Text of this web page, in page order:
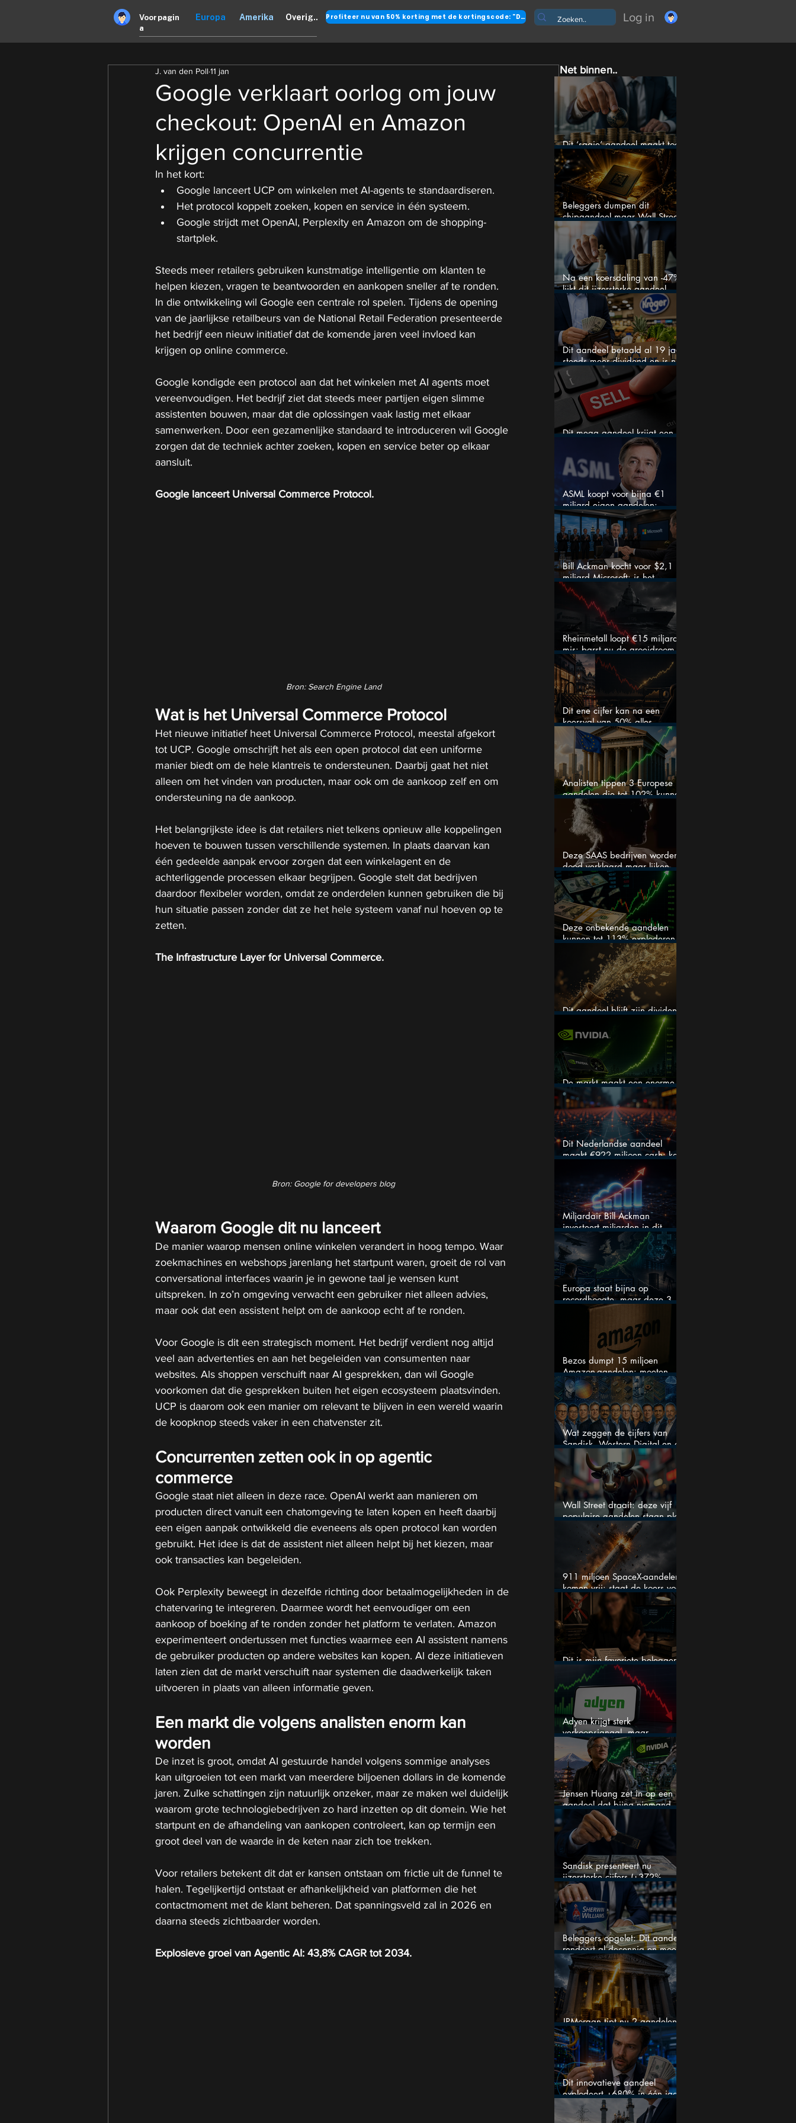
Voorpagin
a
Europa Amerika Overig.. Profiteer nu van 50% korting met de kortingscode: "DANK" Log in
Google verklaart oorlog om jouw
checkout: OpenAI en Amazon
krijgen concurrentie
J. van den Poll 11 jan
In het kort:
Google lanceert UCP om winkelen met AI-agents te standaardiseren.
Het protocol koppelt zoeken, kopen en service in één systeem.
Google strijdt met OpenAI, Perplexity en Amazon om de shopping-
startplek.
Steeds meer retailers gebruiken kunstmatige intelligentie om klanten te
helpen kiezen, vragen te beantwoorden en aankopen sneller af te ronden.
In die ontwikkeling wil Google een centrale rol spelen. Tijdens de opening
van de jaarlijkse retailbeurs van de National Retail Federation presenteerde
het bedrijf een nieuw initiatief dat de komende jaren veel invloed kan
krijgen op online commerce.
Google kondigde een protocol aan dat het winkelen met AI agents moet
vereenvoudigen. Het bedrijf ziet dat steeds meer partijen eigen slimme
assistenten bouwen, maar dat die oplossingen vaak lastig met elkaar
samenwerken. Door een gezamenlijke standaard te introduceren wil Google
zorgen dat de techniek achter zoeken, kopen en service beter op elkaar
aansluit.
Google lanceert Universal Commerce Protocol.
Bron: Search Engine Land
Wat is het Universal Commerce Protocol
Het nieuwe initiatief heet Universal Commerce Protocol, meestal afgekort
tot UCP. Google omschrijft het als een open protocol dat een uniforme
manier biedt om de hele klantreis te ondersteunen. Daarbij gaat het niet
alleen om het vinden van producten, maar ook om de aankoop zelf en om
ondersteuning na de aankoop.
Het belangrijkste idee is dat retailers niet telkens opnieuw alle koppelingen
hoeven te bouwen tussen verschillende systemen. In plaats daarvan kan
één gedeelde aanpak ervoor zorgen dat een winkelagent en de
achterliggende processen elkaar begrijpen. Google stelt dat bedrijven
daardoor flexibeler worden, omdat ze onderdelen kunnen gebruiken die bij
hun situatie passen zonder dat ze het hele systeem vanaf nul hoeven op te
zetten.
The Infrastructure Layer for Universal Commerce.
Bron: Google for developers blog
Waarom Google dit nu lanceert
De manier waarop mensen online winkelen verandert in hoog tempo. Waar
zoekmachines en webshops jarenlang het startpunt waren, groeit de rol van
conversational interfaces waarin je in gewone taal je wensen kunt
uitspreken. In zo’n omgeving verwacht een gebruiker niet alleen advies,
maar ook dat een assistent helpt om de aankoop echt af te ronden.
Voor Google is dit een strategisch moment. Het bedrijf verdient nog altijd
veel aan advertenties en aan het begeleiden van consumenten naar
websites. Als shoppen verschuift naar AI gesprekken, dan wil Google
voorkomen dat die gesprekken buiten het eigen ecosysteem plaatsvinden.
UCP is daarom ook een manier om relevant te blijven in een wereld waarin
de koopknop steeds vaker in een chatvenster zit.
Concurrenten zetten ook in op agentic
commerce
Google staat niet alleen in deze race. OpenAI werkt aan manieren om
producten direct vanuit een chatomgeving te laten kopen en heeft daarbij
een eigen aanpak ontwikkeld die eveneens als open protocol kan worden
gebruikt. Het idee is dat de assistent niet alleen helpt bij het kiezen, maar
ook transacties kan begeleiden.
Ook Perplexity beweegt in dezelfde richting door betaalmogelijkheden in de
chatervaring te integreren. Daarmee wordt het eenvoudiger om een
aankoop of boeking af te ronden zonder het platform te verlaten. Amazon
experimenteert ondertussen met functies waarmee een AI assistent namens
de gebruiker producten op andere websites kan kopen. Al deze initiatieven
laten zien dat de markt verschuift naar systemen die daadwerkelijk taken
uitvoeren in plaats van alleen informatie geven.
Een markt die volgens analisten enorm kan
worden
De inzet is groot, omdat AI gestuurde handel volgens sommige analyses
kan uitgroeien tot een markt van meerdere biljoenen dollars in de komende
jaren. Zulke schattingen zijn natuurlijk onzeker, maar ze maken wel duidelijk
waarom grote technologiebedrijven zo hard inzetten op dit domein. Wie het
startpunt en de afhandeling van aankopen controleert, kan op termijn een
groot deel van de waarde in de keten naar zich toe trekken.
Voor retailers betekent dit dat er kansen ontstaan om frictie uit de funnel te
halen. Tegelijkertijd ontstaat er afhankelijkheid van platformen die het
contactmoment met de klant beheren. Dat spanningsveld zal in 2026 en
daarna steeds zichtbaarder worden.
Explosieve groei van Agentic AI: 43,8% CAGR tot 2034.
Net binnen..
Dit ‘saaie’ aandeel maakt toch
bizar veel winst
Beleggers dumpen dit
chipaandeel maar Wall Street
ziet een zeldzame koopkans
Na een koersdaling van -47%
lijkt dit ijzersterke aandeel
aantrekkelijker dan ooit
Dit aandeel betaald al 19 jaar
steeds meer dividend en is nu
goedkoop
Dit mega aandeel krijgt een
zeldzaam verkoopadvies
ASML koopt voor bijna €1
miljard eigen aandelen:
slimme zet of dure timing?
Bill Ackman kocht voor $2,1
miljard Microsoft: is het
aandeel na de koerssprong
nog aantrekkelijk?
Rheinmetall loopt €15 miljard
mis: barst nu de groeidroom
van het defensiebedrijf?
Dit ene cijfer kan na een
koersval van 50% alles
veranderen
Analisten tippen 3 Europese
aandelen die tot 102% kunnen
stijgen
Deze SAAS bedrijven worden
dood verklaard maar lijken
springlevend
Deze onbekende aandelen
kunnen tot 113% exploderen
(één springt eruit)
Dit aandeel blijft zijn dividend
verhogen, wat er ook gebeurt
De markt maakt een enorme
fout bij Nvidia
Dit Nederlandse aandeel
maakt €922 miljoen cash: kan
dit dividendaandeel blijven
Miljardair Bill Ackman
investeert miljarden in dit
techaandeel
Europa staat bijna op
recordhoogte, maar deze 3
sectoren vallen nu op
Bezos dumpt 15 miljoen
Amazon-aandelen: moeten
beleggers zich zorgen maken?
Wat zeggen de cijfers van
Sandisk, Western Digital en de
AI-Infrastructuur aandelen mij
werkelijk
Wall Street draait: deze vijf
populaire aandelen staan plots
onder spanning
911 miljoen SpaceX-aandelen
komen vrij: staat de koers voor
een nieuwe crash?
Dit is mijn favoriete belegger…
en het is niet Warren Buffett
Adyen krijgt sterk
verkoopsignaal, maar
analisten zien juist een
koopkans
Jensen Huang zet in op een
aandeel dat bijna niemand
Sandisk presenteert nu
ijzersterke cijfers (+372%
omzetgroei), toch zakt het
aandeel weg
Beleggers opgelet: Dit aandeel
rendeert al decennia en moet
op je watchlist staan!
JPMorgan tipt nu 2 aandelen
voor augustus
Dit innovatieve aandeel
explodeert +680% in één jaar
en blijft maar stijgen